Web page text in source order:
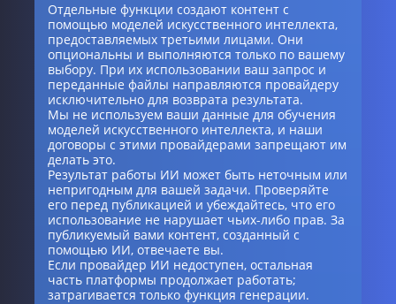
Отдельные функции создают контент с
помощью моделей искусственного интеллекта,
предоставляемых третьими лицами. Они
опциональны и выполняются только по вашему
выбору. При их использовании ваш запрос и
переданные файлы направляются провайдеру
исключительно для возврата результата.
Мы не используем ваши данные для обучения
моделей искусственного интеллекта, и наши
договоры с этими провайдерами запрещают им
делать это.
Результат работы ИИ может быть неточным или
непригодным для вашей задачи. Проверяйте
его перед публикацией и убеждайтесь, что его
использование не нарушает чьих-либо прав. За
публикуемый вами контент, созданный с
помощью ИИ, отвечаете вы.
Если провайдер ИИ недоступен, остальная
часть платформы продолжает работать;
затрагивается только функция генерации.